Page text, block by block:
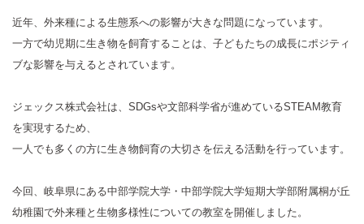
ENGLISH 中文
近年、外来種による生態系への影響が大きな問題になっています。
一方で幼児期に生き物を飼育することは、子どもたちの成長にポジティ
ブな影響を与えるとされています。
ジェックス株式会社は、SDGsや文部科学省が進めているSTEAM教育
を実現するため、
一人でも多くの方に生き物飼育の大切さを伝える活動を行っています。
今回、岐阜県にある中部学院大学・中部学院大学短期大学部附属桐が丘
幼稚園で外来種と生物多様性についての教室を開催しました。